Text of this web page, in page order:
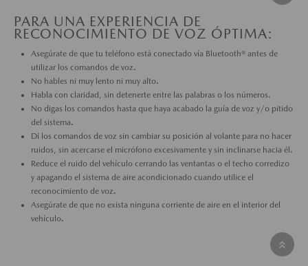
PARA UNA EXPERIENCIA DE
RECONOCIMIENTO DE VOZ ÓPTIMA:
Asegúrate de que tu teléfono está conectado vía Bluetooth® antes de
utilizar los comandos de voz.
No hables ni muy lento ni muy alto.
Habla con claridad, sin detenerte entre las palabras o los números.
No digas los comandos hasta que haya acabado la guía de voz y/o pitido
del sistema.
Dí los comandos de voz sin cambiar su posición al volante para no hacer
ruidos, sin acercarse el micrófono excesivamente y sin inclinarse hacia él.
Reduce el ruido del vehículo cerrando las ventantas o el techo corredizo
y apagando el sistema de aire acondicionado cuando utilice el
reconocimiento de voz.
Asegúrate de que no exista ninguna corriente de aire en el interior del
vehículo.